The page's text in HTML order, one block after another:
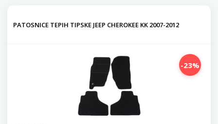
PATOSNICE TEPIH TIPSKE JEEP CHEROKEE KK 2007-2012
-23%